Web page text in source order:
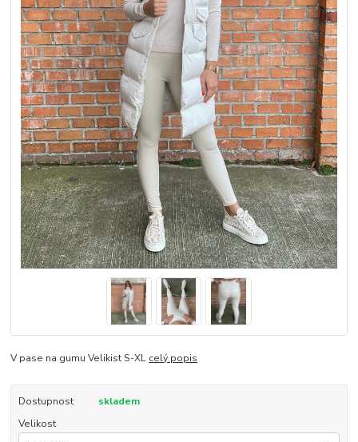
V pase na gumu Velikist S-XL celý popis
Dostupnost
skladem
Velikost